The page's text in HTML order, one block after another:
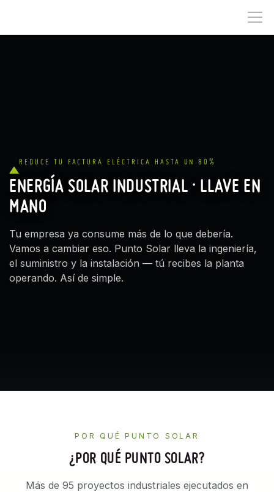
REDUCE TU FACTURA ELÉCTRICA HASTA UN 80%
ENERGÍA SOLAR INDUSTRIAL · LLAVE EN
MANO
Tu empresa ya consume más de lo que debería.
Vamos a cambiar eso. Punto Solar lleva la ingeniería,
el suministro y la instalación — tú recibes la planta
operando. Así de simple.
POR QUÉ PUNTO SOLAR
¿POR QUÉ PUNTO SOLAR?
Más de 95 proyectos industriales ejecutados en